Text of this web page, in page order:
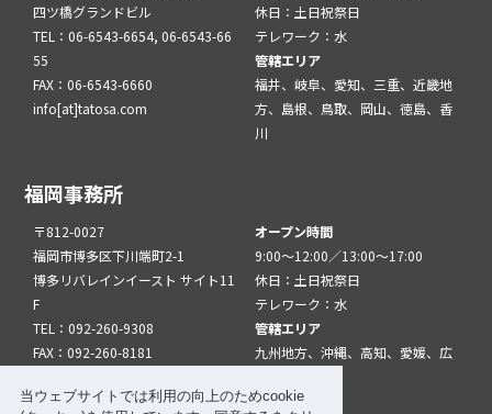
当ウェブサイトでは利用の向上のためcookie
四ツ橋グランドビル
TEL：06-6543-6654, 06-6543-66
55
FAX：06-6543-6660
info[at]tatosa.com
休日：土日祝祭日
テレワーク：水
管轄エリア
福井、岐阜、愛知、三重、近畿地
方、島根、鳥取、岡山、徳島、香
川
福岡事務所
〒812-0027
福岡市博多区下川端町2-1
博多リバレインイースト サイト11
F
TEL：092-260-9308
FAX：092-260-8181
オープン時間
9:00～12:00／13:00～17:00
休日：土日祝祭日
テレワーク：水
管轄エリア
九州地方、沖縄、高知、愛媛、広